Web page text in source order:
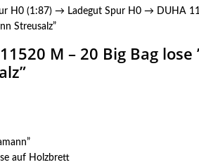
H0 (1:87)→ Ladegut Spur H0→ DUHA
Streusalz”
M – 20 Big Bag lose
auf Holzbrett